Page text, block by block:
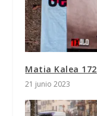
Matia Kalea 172
21 junio 2023